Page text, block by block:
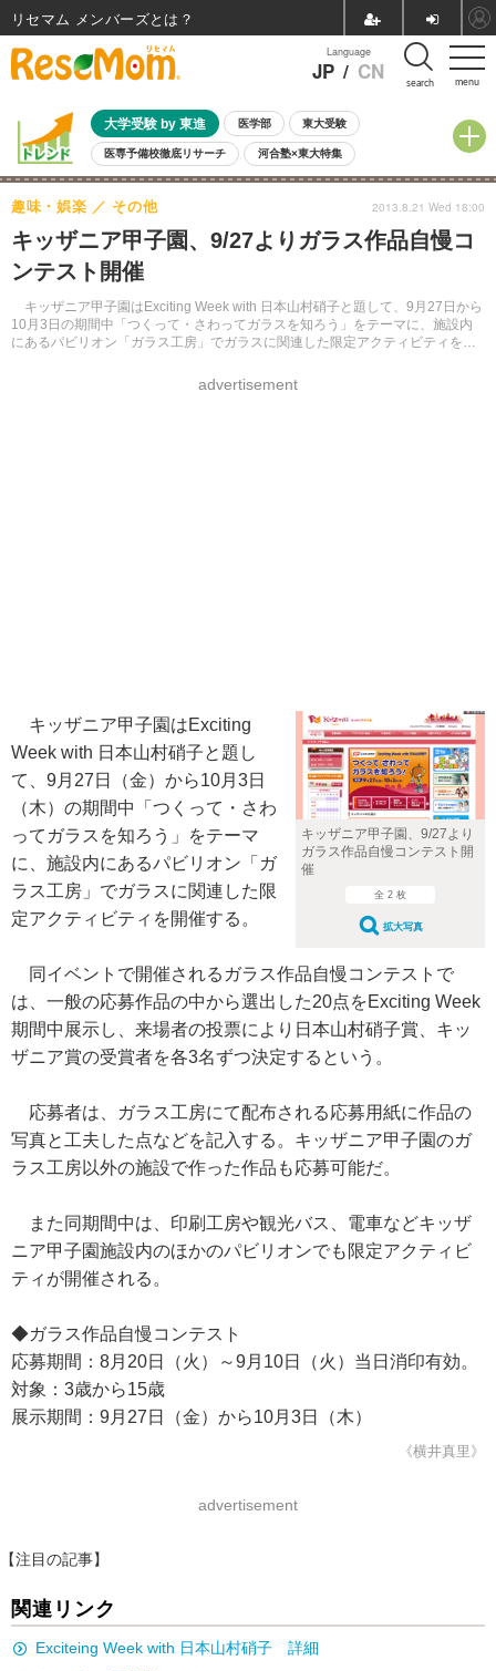
menu
Language
JP / CN search
大学受験 by 東進 医学部 東大受験
医専予備校徹底リサーチ 河合塾×東大特集
親子で考える大学選び 高校受験 中学受験 小学校受験
共通テスト 夏休み
8月開催イベント・WS 全国公立高校 過去問 人気記事
自由研究教材（小学生向け）
キッザニア甲子園、9/27よりガラス作品自慢コ
ンテスト開催
キッザニア甲子園はExciting Week with 日本山村硝子と題して、9月27日から
10月3日の期間中「つくって・さわってガラスを知ろう」をテーマに、施設内
にあるパビリオン「ガラス工房」でガラスに関連した限定アクティビティを開
趣味・娯楽 その他
advertisement
2013.8.21 Wed 18:00
キッザニア甲子園、9/27より
ガラス作品自慢コンテスト開
催
全 2 枚
拡大写真
キッザニア甲子園はExciting
Week with 日本山村硝子と題し
て、9月27日（金）から10月3日
（木）の期間中「つくって・さわ
ってガラスを知ろう」をテーマ
に、施設内にあるパビリオン「ガ
ラス工房」でガラスに関連した限
定アクティビティを開催する。
同イベントで開催されるガラス作品自慢コンテストで
は、一般の応募作品の中から選出した20点をExciting Week
期間中展示し、来場者の投票により日本山村硝子賞、キッ
ザニア賞の受賞者を各3名ずつ決定するという。
応募者は、ガラス工房にて配布される応募用紙に作品の
写真と工夫した点などを記入する。キッザニア甲子園のガ
ラス工房以外の施設で作った作品も応募可能だ。
また同期間中は、印刷工房や観光バス、電車などキッザ
ニア甲子園施設内のほかのパビリオンでも限定アクティビ
ティが開催される。
◆ガラス作品自慢コンテスト
応募期間：8月20日（火）～9月10日（火）当日消印有効。
対象：3歳から15歳
展示期間：9月27日（金）から10月3日（木）
《横井真里》
advertisement
【注目の記事】
関連リンク
Exciteing Week with 日本山村硝子 詳細
リセマム メンバーズ